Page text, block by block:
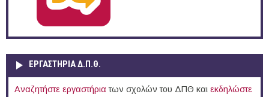
ΕΡΓΑΣΤΗΡΙΑ Δ.Π.Θ.
Αναζητήστε εργαστήρια των σχολών του ΔΠΘ και εκδηλώστε